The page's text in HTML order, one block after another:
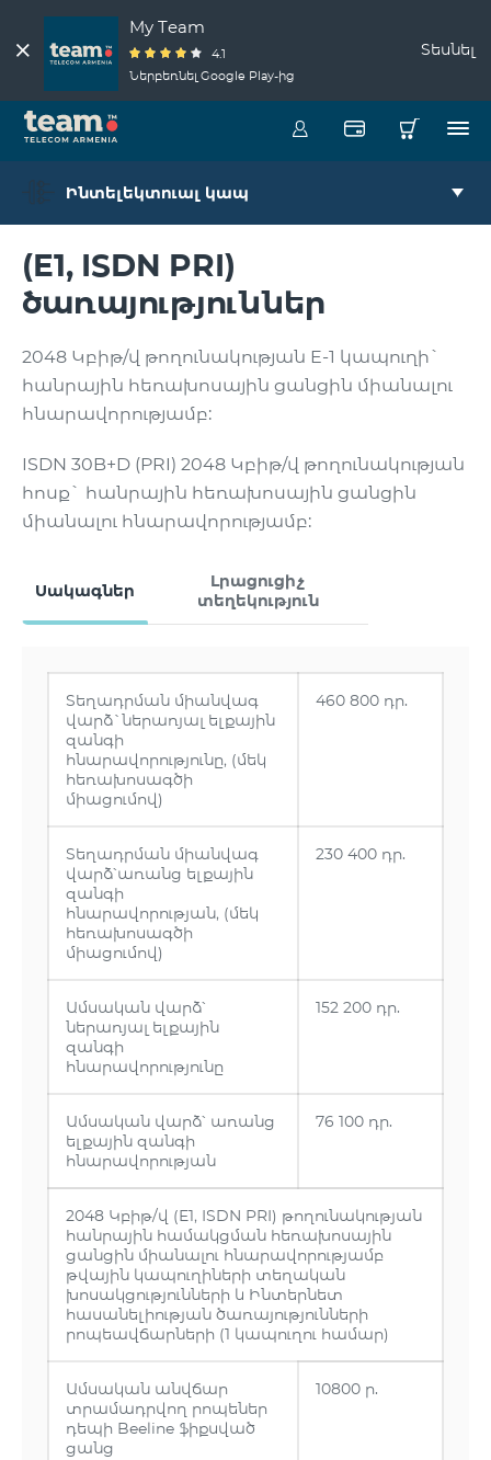
My Team
4.1
Ներբեռնել Google Play-ից
Տեսնել
Ինտելեկտուալ կապ
(E1, ISDN PRI)
ծառայություններ
2048 Կբիթ/վ թողունակության E-1 կապուղի`
հանրային հեռախոսային ցանցին միանալու
հնարավորությամբ:
ISDN 30B+D (PRI) 2048 Կբիթ/վ թողունակության
հոսք` հանրային հեռախոսային ցանցին
միանալու հնարավորությամբ:
Սակագներ
Լրացուցիչ
տեղեկություն
Տեղադրման միանվագ
վարձ`ներառյալ ելքային
զանգի
հնարավորությունը, (մեկ
հեռախոսագծի
միացումով)
460 800 դր.
Տեղադրման միանվագ
վարձ՝առանց ելքային
զանգի
հնարավորության, (մեկ
հեռախոսագծի
միացումով)
230 400 դր.
Ամսական վարձ՝
ներառյալ ելքային
զանգի
հնարավորությունը
152 200 դր.
Ամսական վարձ՝ առանց
ելքային զանգի
հնարավորության
76 100 դր.
2048 Կբիթ/վ (E1, ISDN PRI) թողունակության
հանրային համակցման հեռախոսային
ցանցին միանալու հնարավորությամբ
թվային կապուղիների տեղական
խոսակցությունների և Ինտերնետ
հասանելիության ծառայությունների
րոպեավճարների (1 կապուղու համար)
Ամսական անվճար
տրամադրվող րոպեներ
դեպի Beeline ֆիքսված
ցանց
10800 ր.